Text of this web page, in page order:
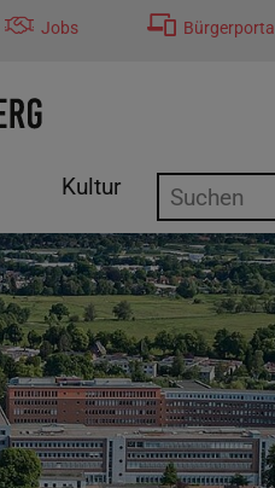
Jobs Bürgerportal
"Stadtleben"
Kultur
Submenu for "Kultur"